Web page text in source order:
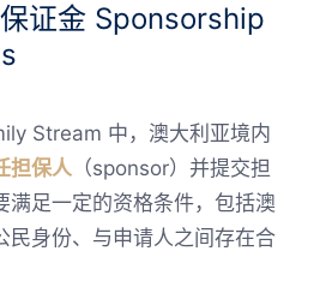
证金 Sponsorship
Stream 中，澳大利亚境内
担保人 （sponsor）并提交担
满足一定的资格条件，包括澳
民身份、与申请人之间存在合